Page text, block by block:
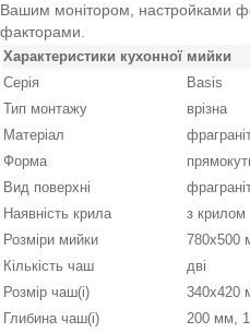
Вашим монітором, настройками
факторами.
Характеристики кухонної мийки
Серія
Basis
Тип монтажу
врізна
Матеріал
Форма
Вид поверхні
Наявність крила
з крилом
Розміри мийки
780х500
Кількість чаш
дві
Розмір чаш(і)
340x420
Глибина чаш(і)
200 мм,